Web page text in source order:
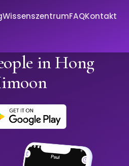
WissenszentrumFAQKontakt
in Hong